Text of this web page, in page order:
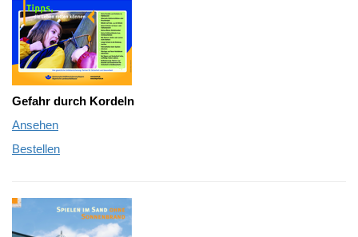
Gefahr durch Kordeln
Ansehen
Bestellen